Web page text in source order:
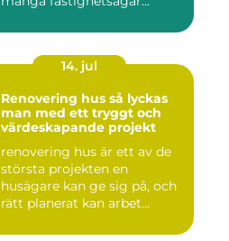
14. jul
Renovering hus så lyckas
man med ett tryggt och
värdeskapande projekt
renovering hus är ett av de
största projekten en
husägare kan ge sig på, och
rätt planerat kan arbet...